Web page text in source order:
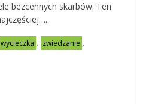
bezcennych skarbów. Ten
wycieczka , zwiedzanie ,